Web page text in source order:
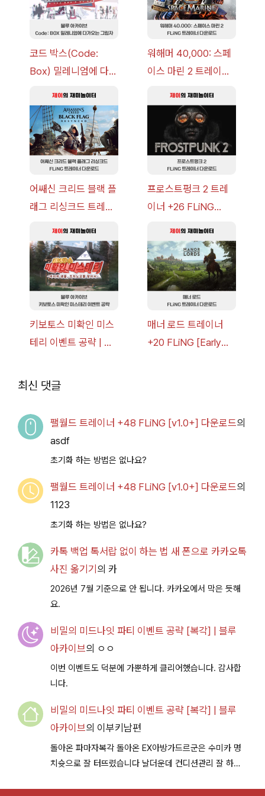
코드 박스(Code:
Box) 밀레니엄에 다가
략 [복각] | 블루 아카
이브
워해머 40,000: 스페
이스 마린 2 트레이너
v14.0+] 다운로드
어쌔신 크리드 블랙 플
래그 리싱크드 트레이
v1.0+] 다운로드
프로스트펑크 2 트레
이너 +26 FLiNG
드
키보토스 미확인 미스
테리 이벤트 공략 | 블
매너 로드 트레이너
+20 FLiNG [Early
최신 댓글
팰월드 트레이너 +48 FLiNG [v1.0+] 다운로드의
asdf
초기화 하는 방법은 없나요?
팰월드 트레이너 +48 FLiNG [v1.0+] 다운로드의
1123
초기화 하는 방법은 없나요?
카톡 백업 톡서랍 없이 하는 법 새 폰으로 카카오톡
사진 옮기기 의 카
2026년 7월 기준으로 안 됩니다. 카카오에서 막은 듯해
요.
비밀의 미드나잇 파티 이벤트 공략 [복각] | 블루
아카이브의 ㅇㅇ
이번 이벤트도 덕분에 가뿐하게 클리어했습니다. 감사합
니다.
비밀의 미드나잇 파티 이벤트 공략 [복각] | 블루
아카이브의 이부키남편
돌아온 파마자복각 돌아온 EX아방가드르군은 수미카 명
치슛으로 잘 터뜨렸습니다 날더운데 컨디션관리 잘 하시